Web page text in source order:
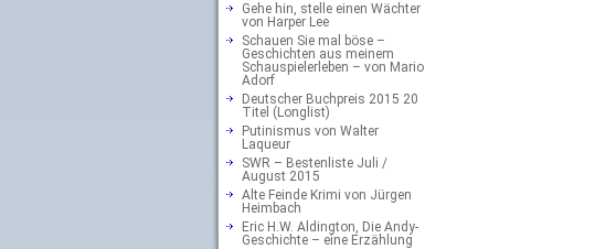
Gehe hin, stelle einen Wächter
von Harper Lee
Schauen Sie mal böse –
Geschichten aus meinem
Schauspielerleben – von Mario
Adorf
Deutscher Buchpreis 2015 20
Titel (Longlist)
Putinismus von Walter
Laqueur
SWR – Bestenliste Juli /
August 2015
Alte Feinde Krimi von Jürgen
Heimbach
Eric H.W. Aldington, Die Andy-
Geschichte – eine Erzählung